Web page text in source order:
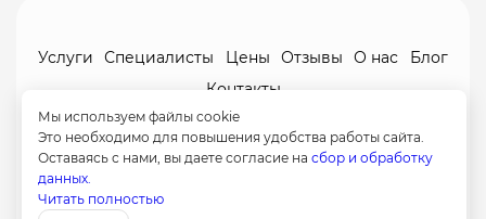
Мы используем файлы cookie
Это необходимо для повышения удобства работы сайта.
Оставаясь с нами, вы даете согласие на сбор и обработку
данных.
Читать полностью
Услуги Специалисты Цены Отзывы О нас
Блог
Контакты
Политика конфиденциальности
Согласие на обработку
8 (958) 580-35-22